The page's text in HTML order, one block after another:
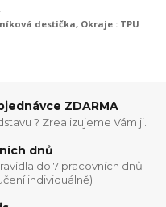
destička, Okraje : TPU
ZDARMA
? Zrealizujeme Vám ji.
dnů
do 7 pracovních dnů
individuálně)